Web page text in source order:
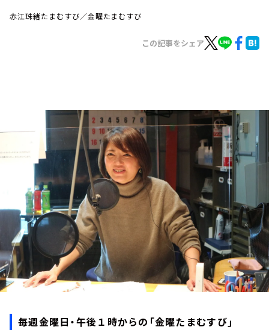
お知らせ
イベント・グッズ
YouTube
会社情報
赤江珠緒たまむすび／金曜たまむすび
この記事をシェア
毎週金曜日・午後１時からの「金曜たまむすび」